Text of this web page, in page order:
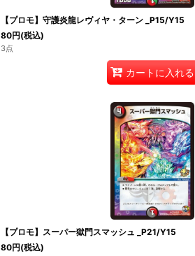
【プロモ】守護炎龍レヴィヤ・ターン _P15/Y15
80円(税込)
3点
カートに入れる
【プロモ】スーパー獄門スマッシュ _P21/Y15
80円(税込)